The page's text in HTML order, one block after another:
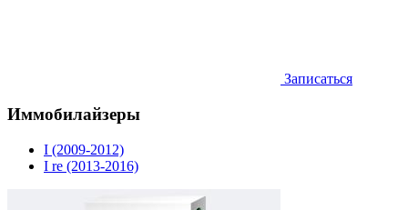
Записаться
Иммобилайзеры
I (2009-2012)
I re (2013-2016)